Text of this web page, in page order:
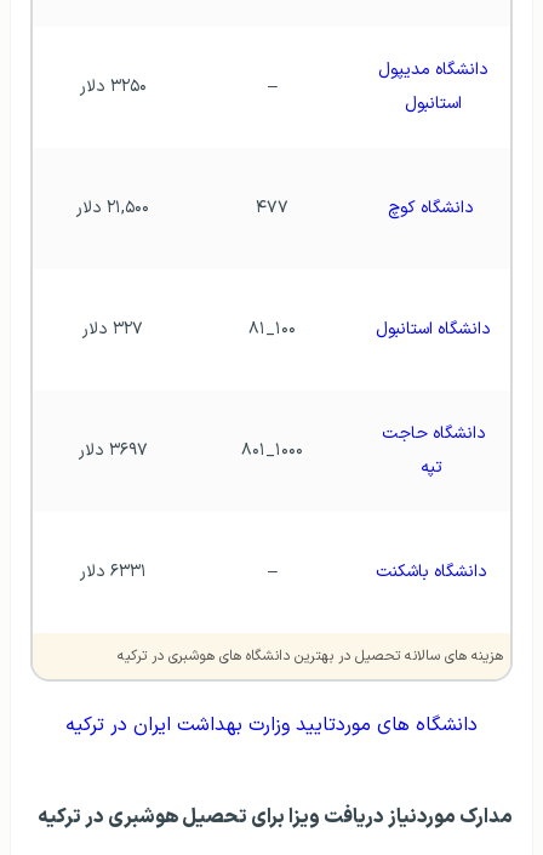
استانبول
– ۳۲۵۰ دلار
دانشگاه کوچ ۴۷۷ ۲۱,۵۰۰ دلار
دانشگاه استانبول ۱۰۰_۸۱ ۳۲۷ دلار
تپه
۱۰۰۰_۸۰۱ ۳۶۹۷ دلار
دانشگاه باشکنت – ۶۳۳۱ دلار
هزینه های سالانه تحصیل در بهترین دانشگاه های هوشبری در ترکیه
دانشگاه های موردتایید وزارت بهداشت ایران در ترکیه
مدارک موردنیاز دریافت ویزا برای تحصیل هوشبری در ترکیه